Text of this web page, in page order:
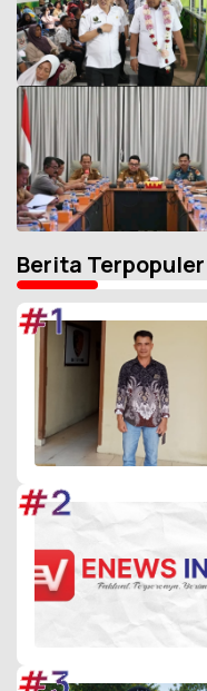
Berita Terpopuler
#1
#2